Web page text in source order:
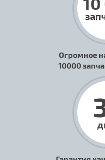
Огромное
10000